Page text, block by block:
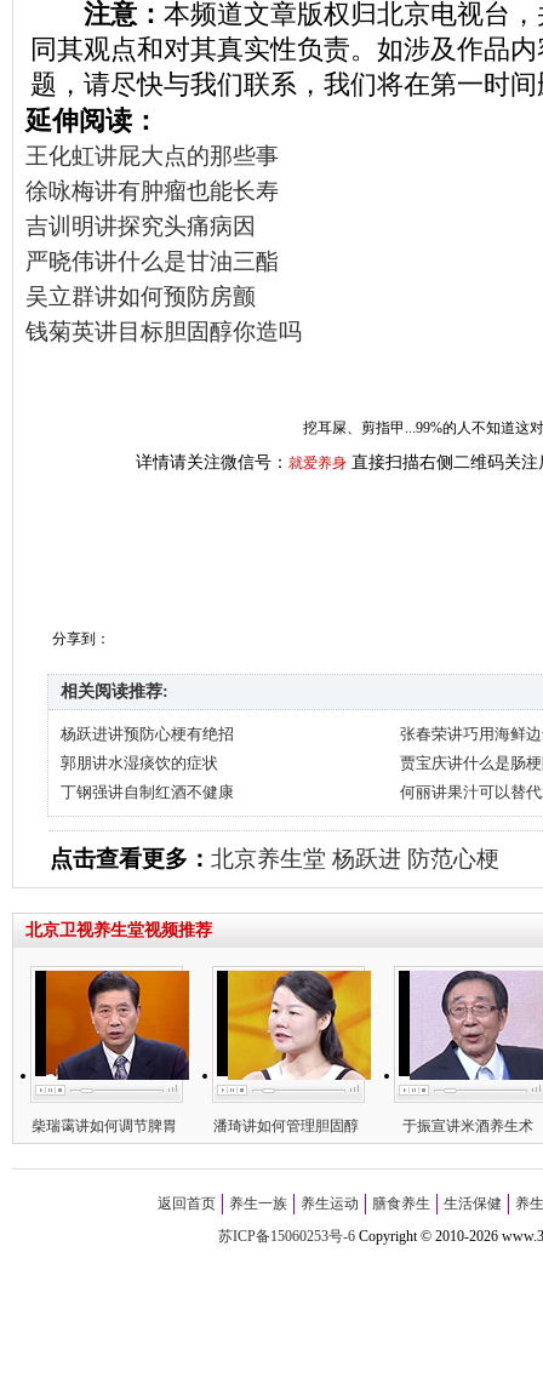
注意： 本频道文章版权归北京电视台
同其观点和对其真实性负责。如涉及作品
题，请尽快与我们联系，我们将在第一时
延伸阅读：
王化虹讲屁大点的那些事
徐咏梅讲有肿瘤也能长寿
吉训明讲探究头痛病因
严晓伟讲什么是甘油三酯
吴立群讲如何预防房颤
钱菊英讲目标胆固醇你造吗
挖耳屎、剪指甲...99%的人不知道这
详情请关注微信号： 就爱养身 直接扫描右侧二维码关注
分享到：
相关阅读推荐:
杨跃进讲预防心梗有绝招
张春荣讲巧用海鲜
郭朋讲水湿痰饮的症状
贾宝庆讲什么是肠
丁钢强讲自制红酒不健康
何丽讲果汁可以替
点击查看更多： 北京养生堂 杨跃进 防范心梗
北京卫视养生堂视频推荐
柴瑞霭讲如何调节脾胃 潘琦讲如何管理胆固醇 于振宣讲米酒养生术
返回首页 养生一族 养生运动 膳食养生 生活保健
养
苏ICP备15060253号-6Copyright©2010-2026